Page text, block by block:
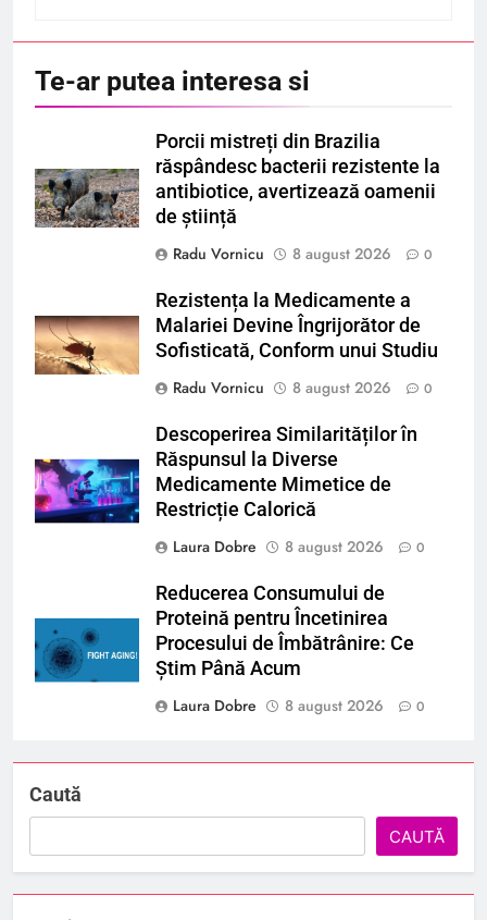
Te-ar putea interesa si
Porcii mistreți din Brazilia
răspândesc bacterii rezistente la
antibiotice, avertizează oamenii
de știință
Radu Vornicu
8 august 2026 0
Rezistența la Medicamente a
Malariei Devine Îngrijorător de
Sofisticată, Conform unui Studiu
Radu Vornicu
8 august 2026 0
Descoperirea Similarităților în
Răspunsul la Diverse
Medicamente Mimetice de
Restricție Calorică
Laura Dobre
8 august 2026 0
Reducerea Consumului de
Proteină pentru Încetinirea
Procesului de Îmbătrânire: Ce
Știm Până Acum
Laura Dobre
8 august 2026 0
Caută
CAUTĂ